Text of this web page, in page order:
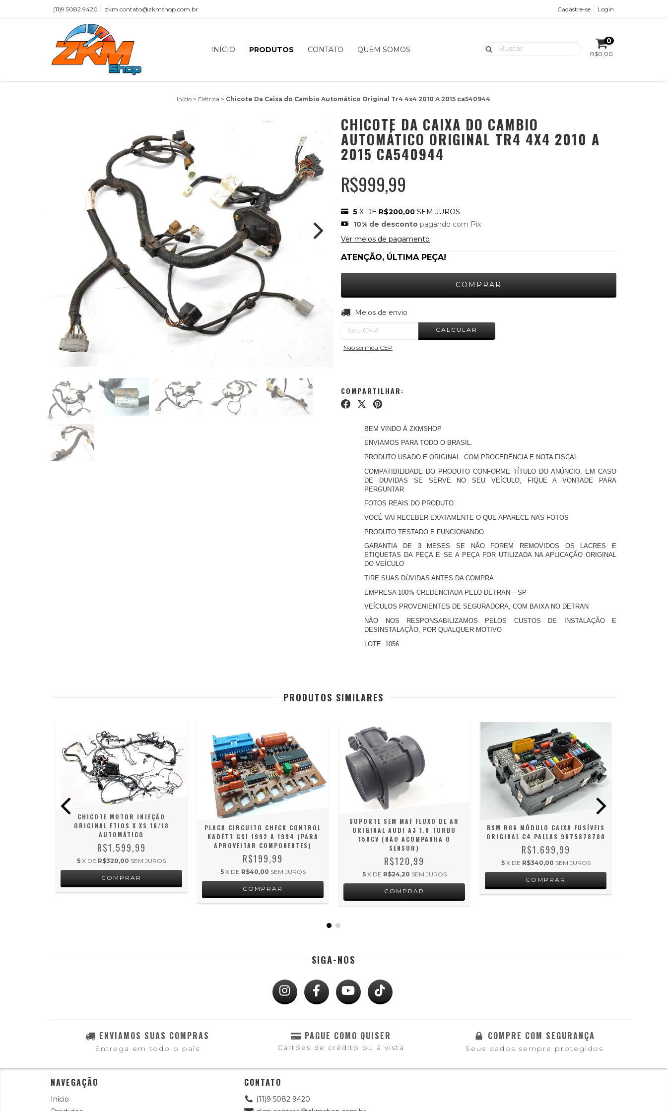
(11)9 5082 9420 zkm.contato@zkmshop.com.br Cadastre-se Login
INÍCIO PRODUTOS CONTATO QUEM SOMOS
0
R$0,00
Início > Elétrica > Chicote Da Caixa do Cambio Automático Original Tr4 4x4 2010 A 2015 ca540944
CHICOTE DA CAIXA DO CAMBIO
AUTOMÁTICO ORIGINAL TR4 4X4 2010 A
2015 CA540944
R$999,99
5 X DE R$200,00 SEM JUROS
10% de desconto pagando com Pix
Ver meios de pagamento
ATENÇÃO, ÚLTIMA PEÇA!
Entregas para o CEP:
Meios de envio
CALCULAR
Não sei meu CEP
COMPARTILHAR:
BEM VINDO À ZKMSHOP
ENVIAMOS PARA TODO O BRASIL.
PRODUTO USADO E ORIGINAL. COM PROCEDÊNCIA E NOTA FISCAL
COMPATIBILIDADE DO PRODUTO CONFORME TÍTULO DO ANÚNCIO. EM CASO
DE DUVIDAS SE SERVE NO SEU VEÍCULO, FIQUE A VONTADE PARA
PERGUNTAR
FOTOS REAIS DO PRODUTO
VOCÊ VAI RECEBER EXATAMENTE O QUE APARECE NAS FOTOS
PRODUTO TESTADO E FUNCIONANDO
GARANTIA DE 3 MESES SE NÃO FOREM REMOVIDOS OS LACRES E
ETIQUETAS DA PEÇA E SE A PEÇA FOR UTILIZADA NA APLICAÇÃO ORIGINAL
DO VEÍCULO
TIRE SUAS DÚVIDAS ANTES DA COMPRA
EMPRESA 100% CREDENCIADA PELO DETRAN – SP
VEÍCULOS PROVENIENTES DE SEGURADORA, COM BAIXA NO DETRAN
NÃO NOS RESPONSABILIZAMOS PELOS CUSTOS DE INSTALAÇÃO E
DESINSTALAÇÃO, POR QUALQUER MOTIVO
LOTE: 1056
PRODUTOS SIMILARES
CHICOTE MOTOR INJEÇÃO
ORIGINAL ETIOS X XS 16/18
AUTOMÁTICO
R$1.599,99
5 X DE R$320,00 SEM JUROS
PLACA CIRCUITO CHECK CONTROL
KADETT GSI 1992 A 1994 (PARA
APROVEITAR COMPONENTES)
R$199,99
5 X DE R$40,00 SEM JUROS
SUPORTE SEM MAF FLUXO DE AR
ORIGINAL AUDI A3 1.8 TURBO
150CV (NÃO ACOMPANHA O
SENSOR)
R$120,99
5 X DE R$24,20 SEM JUROS
BSM R06 MÓDULO CAIXA FUSÍVEIS
ORIGINAL C4 PALLAS 9675878780
R$1.699,99
5 X DE R$340,00 SEM JUROS
SIGA-NOS
ENVIAMOS SUAS COMPRAS
Entrega em todo o país
PAGUE COMO QUISER
Cartões de crédito ou à vista
COMPRE COM SEGURANÇA
Seus dados sempre protegidos
NAVEGAÇÃO
Início
CONTATO
(11)9 5082 9420